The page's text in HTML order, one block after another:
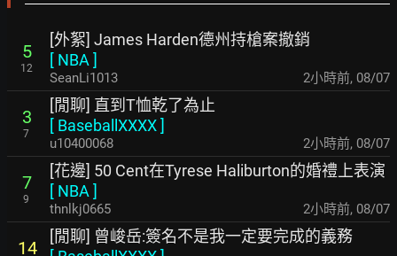
5
12
[外絮] James Harden德州持槍案撤銷
[ NBA ]
SeanLi1013 2小時前, 08/07
3
7
[閒聊] 直到T恤乾了為止
[ BaseballXXXX]
u10400068 2小時前, 08/07
7
9
[花邊] 50 Cent在Tyrese Haliburton的婚禮上表演
[ NBA ]
thnlkj0665 2小時前, 08/07
14
[閒聊] 曾峻岳:簽名不是我一定要完成的義務